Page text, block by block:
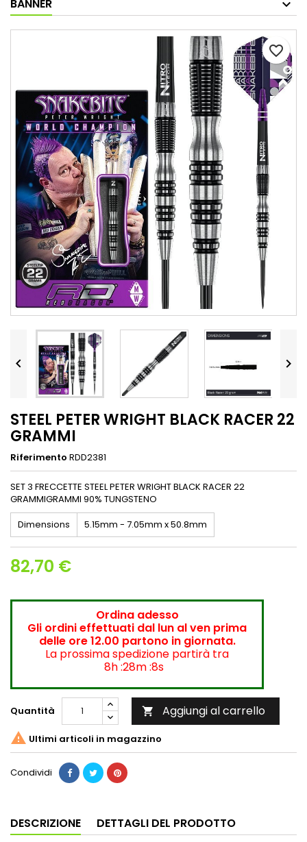
BANNER
favorite_border
 
STEEL PETER WRIGHT BLACK RACER 22
GRAMMI
Riferimento RDD2381
SET 3 FRECCETTE STEEL PETER WRIGHT BLACK RACER 22
GRAMMIGRAMMI 90% TUNGSTENO
Dimensions
5.15mm - 7.05mm x 50.8mm
82,70 €
Ordina adesso
Gli ordini effettuati dal lun al ven prima
delle ore 12.00 partono in giornata.
La prossima spedizione partirà tra
8h :28m :8s
Quantità  Aggiungi al carrello
 Ultimi articoli in magazzino
Condividi
DESCRIZIONE DETTAGLI DEL PRODOTTO